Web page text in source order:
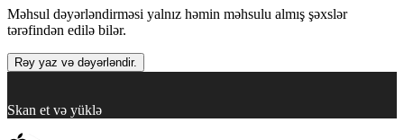
Məhsul dəyərləndirməsi yalnız həmin məhsulu almış şəxslər
tərəfindən edilə bilər.
Rəy yaz və dəyərləndir.
Skan et və yüklə